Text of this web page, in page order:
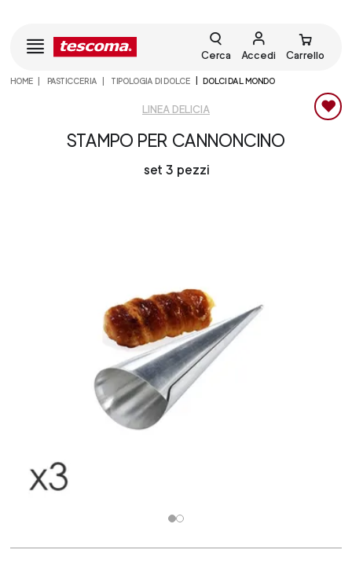
Cerca Accedi Carrello
HOME PASTICCERIA TIPOLOGIA DI DOLCE DOLCI DAL MONDO
LINEA DELICIA
STAMPO PER CANNONCINO
set 3 pezzi